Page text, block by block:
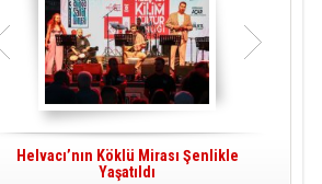
Helvacı’nın Köklü Mirası Şenlikle
Yaşatıldı